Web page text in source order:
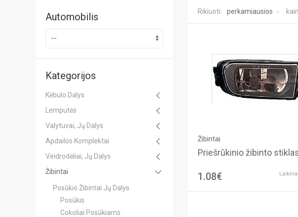
Automobilis
Kategorijos
Kėbulo Dalys
Lemputės
Valytuvai, Jų Dalys
Apdailos Komplektai
Veidrodėliai, Jų Dalys
Žibintai
Posūkio Žibintai Jų Dalys
Posūkis
Cokoliai Posūkiams
Rikiuoti: perkamiausios
Žibintai
Priešrūkinio žibinto
1.08€